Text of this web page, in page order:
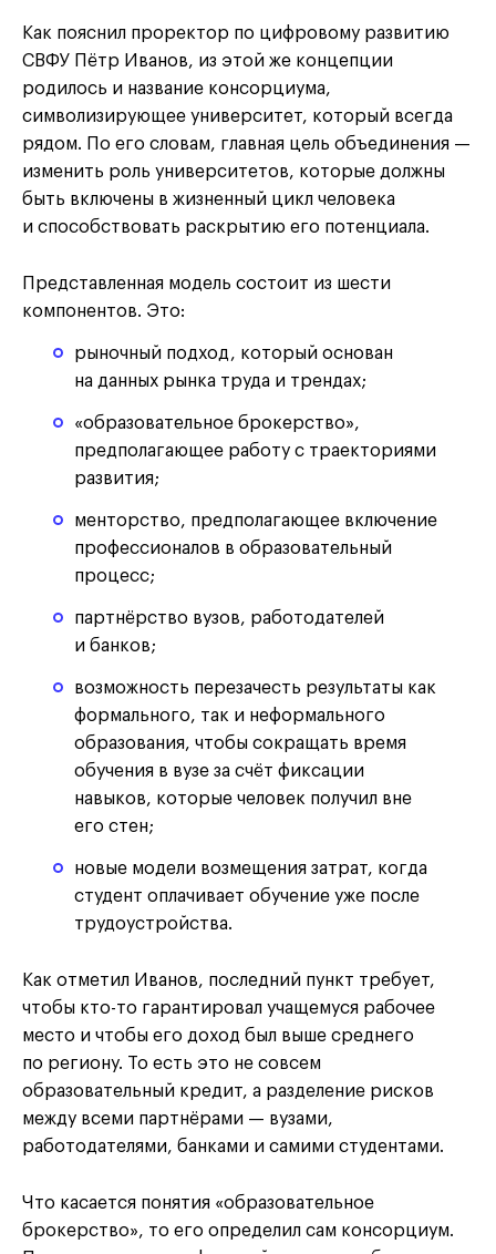
Как пояснил проректор по цифровому развитию
СВФУ Пётр Иванов, из этой же концепции
родилось и название консорциума,
символизирующее университет, который всегда
рядом. По его словам, главная цель объединения —
изменить роль университетов, которые должны
быть включены в жизненный цикл человека
и способствовать раскрытию его потенциала.
Представленная модель состоит из шести
компонентов. Это:
рыночный подход, который основан
на данных рынка труда и трендах;
«образовательное брокерство»,
предполагающее работу с траекториями
развития;
менторство, предполагающее включение
профессионалов в образовательный
процесс;
партнёрство вузов, работодателей
и банков;
возможность перезачесть результаты как
формального, так и неформального
образования, чтобы сокращать время
обучения в вузе за счёт фиксации
навыков, которые человек получил вне
его стен;
новые модели возмещения затрат, когда
студент оплачивает обучение уже после
трудоустройства.
Как отметил Иванов, последний пункт требует,
чтобы кто-то гарантировал учащемуся рабочее
место и чтобы его доход был выше среднего
по региону. То есть это не совсем
образовательный кредит, а разделение рисков
между всеми партнёрами — вузами,
работодателями, банками и самими студентами.
Что касается понятия «образовательное
брокерство», то его определил сам консорциум.